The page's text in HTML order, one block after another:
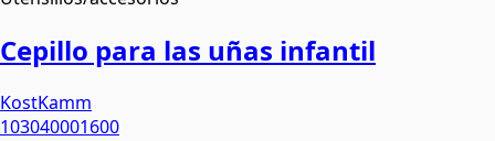
Cepillo para las uñas infantil
KostKamm
103040001600